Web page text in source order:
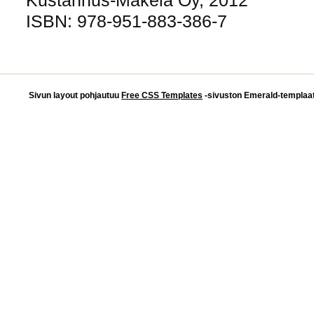
ISBN: 978-951-883-386-7
Sivun layout pohjautuuFree CSS Templates -sivuston Emerald-